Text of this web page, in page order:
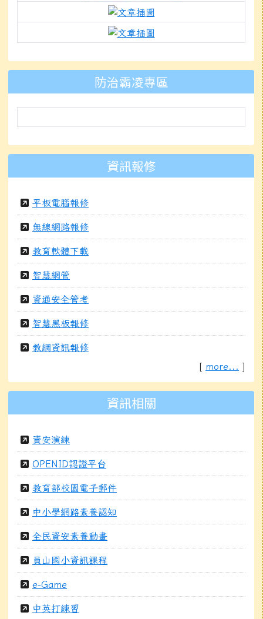
link to https://
link to https://
link to https://
防治霸凌專區
資訊報修
平板電腦報修
無線網路報修
教育軟體下載
智慧網管
資通安全管考
智慧黑板報修
教網資訊報修
[ more... ]
資訊相關
資安演練
OPENID認證平台
教育部校園電子郵件
中小學網路素養認知
全民資安素養動畫
員山國小資訊課程
e-Game
中英打練習